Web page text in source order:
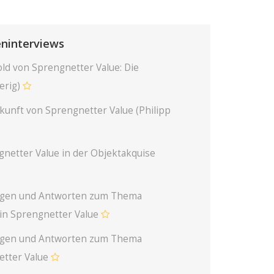
von Sprengnetter Value: Die
von Sprengnetter Value (Philipp
Value in der Objektakquise
und Antworten zum Thema
Sprengnetter Value
und Antworten zum Thema
Value